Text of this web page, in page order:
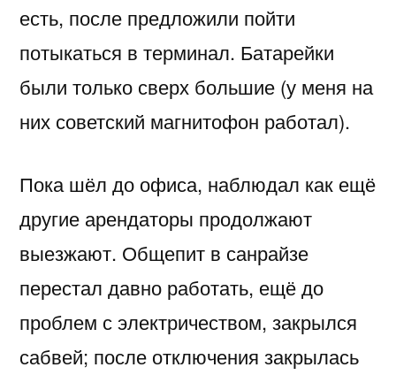
есть, после предложили пойти
потыкаться в терминал. Батарейки
были только сверх большие (у меня на
них советский магнитофон работал).
Пока шёл до офиса, наблюдал как ещё
другие арендаторы продолжают
выезжают. Общепит в санрайзе
перестал давно работать, ещё до
проблем с электричеством, закрылся
сабвей; после отключения закрылась